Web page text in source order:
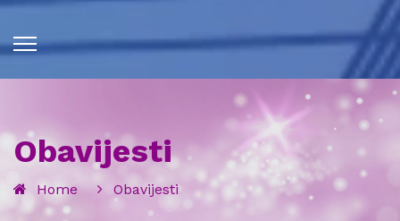
Obavijesti
Home Obavijesti